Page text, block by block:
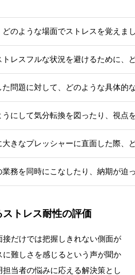
どのような場面でストレスを覚えま
トレスフルな状況を避けるために、
た問題に対して、どのような具体的
うにして気分転換を図ったり、視点
大きなプレッシャーに直面した際、
業務を同時にこなしたり、納期が迫
トレス耐性の評価
だけでは把握しきれない側面が
難しさを感じるという声が聞か
当者の悩みに応える解決策とし